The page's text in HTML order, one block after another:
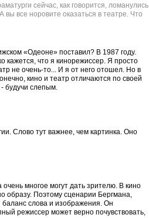
сейчас, как говорится, ломанулись
все норовите оказаться в театре. Что
«Одеоне» поставил? В 1987 году.
кажется, что я кинорежиссер. Я просто
не очень-то... И я от него отошел. Но в
кино и театр отличаются по своей
будучи слепым.
Слово тут важнее, чем картинка. Оно
многое могут дать зрителю. В кино
образу. Поэтому сценарии Бергмана,
баланс слова и изображения. Он
режиссер может верно почувствовать,